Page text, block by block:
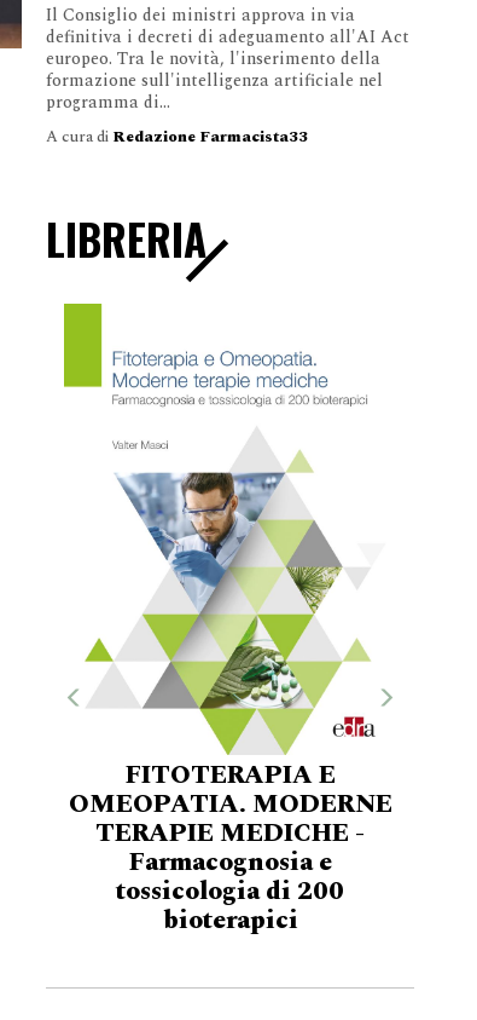
Il Consiglio dei ministri approva in via
definitiva i decreti di adeguamento all'AI Act
europeo. Tra le novità, l'inserimento della
formazione sull'intelligenza artificiale nel
programma di...
A cura di Redazione Farmacista33
LIBRERIA
FITOTERAPIA E
OMEOPATIA. MODERNE
TERAPIE MEDICHE -
Farmacognosia e
tossicologia di 200
bioterapici